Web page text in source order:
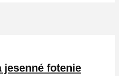
jesenné fotenie